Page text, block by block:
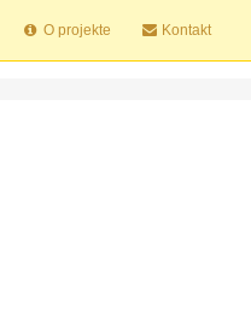
O projekte Kontakt